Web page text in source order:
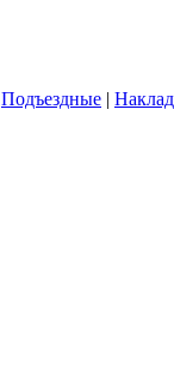
Подъездные |